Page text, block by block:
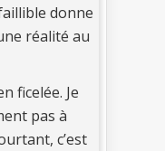
donne
réalité au
ficelée. Je
pas à
c’est